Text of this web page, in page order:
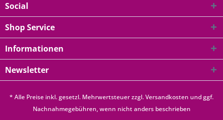
Social
Shop Service
Informationen
Newsletter
* Alle Preise inkl. gesetzl. Mehrwertsteuer zzgl.Versandkosten und ggf.
Nachnahmegebühren, wenn nicht anders beschrieben